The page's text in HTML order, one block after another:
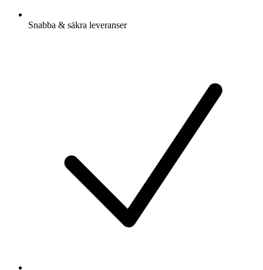
Snabba & säkra leveranser